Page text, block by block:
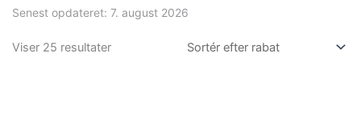
Senest opdateret: 7. august 2026
Viser 25 resultater